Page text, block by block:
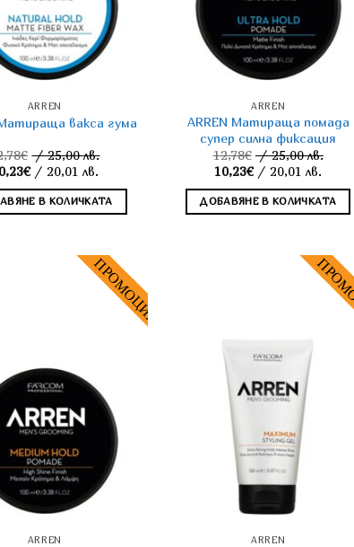
ARREN
вакса гума
€ / 25,00 лв.
Original
was:
12,78€.
€/ 20,01 лв.
цена
е:
В КОЛИЧКАТА
ARREN
ARREN Матираща помада
супер силна фиксация
12,78€ / 25,00 лв.
Original
was:
12,78€.
10,23€/ 20,01 лв.
цена
е:
ДОБАВЯНЕ В КОЛИЧКАТА
ARREN ARREN